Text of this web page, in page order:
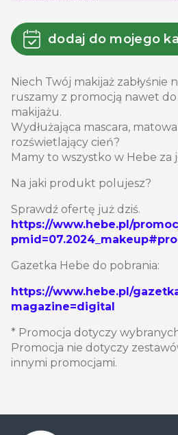
dodaj do mojego
Niech Twój makijaż zabłyśnie
ruszamy z promocją nawet
makijażu.
Wydłużająca mascara,
rozświetlający cień?
Mamy to wszystko w Hebe za
Na jaki produkt polujesz?
Sprawdź ofertę już dziś.
https://www.hebe.pl/
Gazetka Hebe do pobrania:
https://www.hebe.pl/
magazine=digital
* Promocja dotyczy
Promocja nie dotyczy
innymi promocjami.